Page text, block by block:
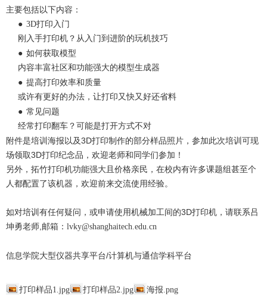
主要包括以下内容：
● 3D打印入门
刚入手打印机？从入门到进阶的玩机技巧
● 如何获取模型
内容丰富社区和功能强大的模型生成器
● 提高打印效率和质量
或许有更好的办法，让打印又快又好还省料
● 常见问题
经常打印翻车？可能是打开方式不对
附件是培训海报以及3D打印制作的部分样品照片，参加此次培训可现
场领取3D打印纪念品，欢迎老师和同学们参加！
另外，拓竹打印机功能强大且价格亲民，在校内有许多课题组甚至个
人都配置了该机器，欢迎前来交流使用经验。
如对培训有任何疑问，或申请使用机械加工间的3D打印机，请联系吕
坤勇老师,邮箱： lvky@shanghaitech.edu.cn
信息学院大型仪器共享平台/计算机与通信学科平台
打印样品1.jpg 打印样品2.jpg 海报.png